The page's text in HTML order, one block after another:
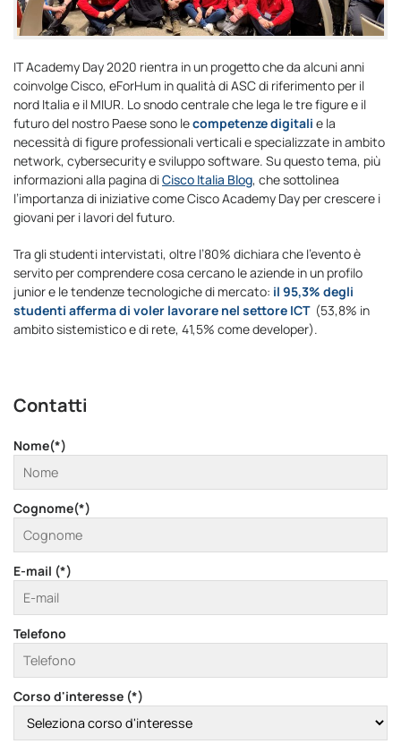
IT Academy Day 2020 rientra in un progetto che da alcuni anni
coinvolge Cisco, eForHum in qualità di ASC di riferimento per il
nord Italia e il MIUR. Lo snodo centrale che lega le tre figure e il
futuro del nostro Paese sono lecompetenze digitali e la
necessità di figure professionali verticali e specializzate in ambito
network, cybersecurity e sviluppo software. Su questo tema, più
informazioni alla pagina diCisco Italia Blog, che sottolinea
l’importanza di iniziative come Cisco Academy Day per crescere i
giovani per i lavori del futuro.
Tra gli studenti intervistati, oltre l’80% dichiara che l’evento è
servito per comprendere cosa cercano le aziende in un profilo
junior e le tendenze tecnologiche di mercato: il 95,3% degli
studenti afferma di voler lavorare nel settore ICT(53,8% in
ambito sistemistico e di rete, 41,5% come developer).
Contatti
Nome(*)
Cognome(*)
E-mail (*)
Telefono
Corso d'interesse (*)